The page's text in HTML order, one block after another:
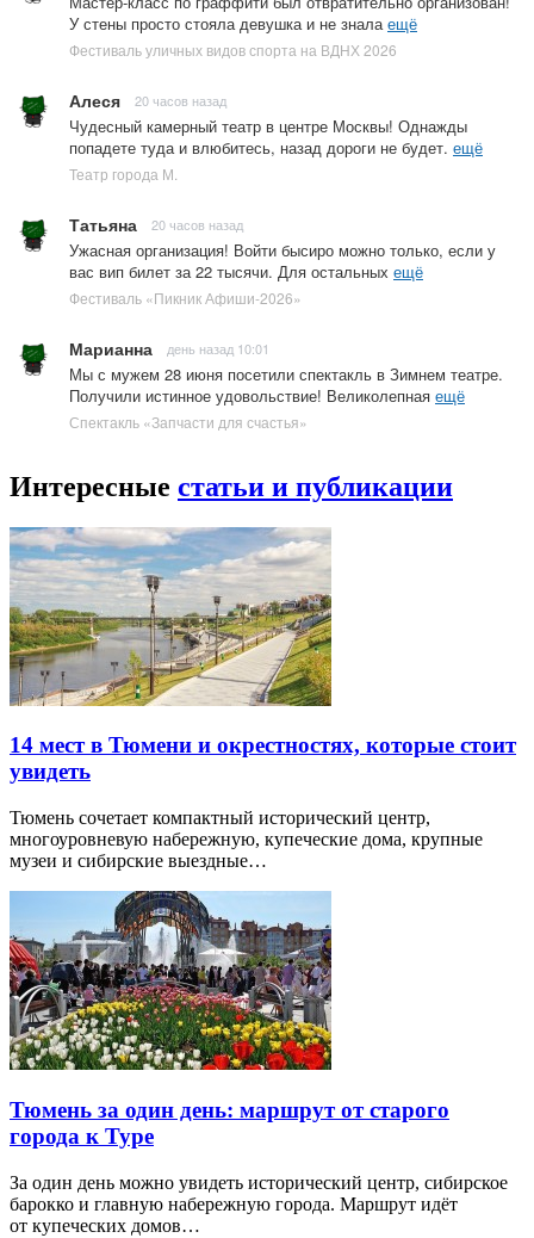
У стены просто стояла девушка и не зналаещё
Фестиваль уличных видов спорта на ВДНХ 2026
Алеся 20 часов назад
Чудесный камерный театр в центре Москвы! Однажды
попадете туда и влюбитесь, назад дороги не будет. ещё
Театр города М.
Татьяна 20 часов назад
Ужасная организация! Войти бысиро можно только, если у
вас вип билет за 22 тысячи. Для остальных ещё
Фестиваль «Пикник Афиши-2026»
Марианна день назад 10:01
Мы с мужем 28 июня посетили спектакль в Зимнем театре.
Получили истинное удовольствие! Великолепная ещё
Спектакль «Запчасти для счастья»
Интересные статьи и публикации
14 мест в Тюмени и окрестностях, которые стоит
увидеть
Тюмень сочетает компактный исторический центр,
многоуровневую набережную, купеческие дома, крупные
музеи и сибирские выездные…
Тюмень за один день: маршрут от старого
города к Туре
За один день можно увидеть исторический центр, сибирское
барокко и главную набережную города. Маршрут идёт
от купеческих домов…